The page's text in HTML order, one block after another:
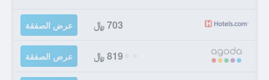
703 ﷼ عرض الصفقة
819 ﷼ عرض الصفقة